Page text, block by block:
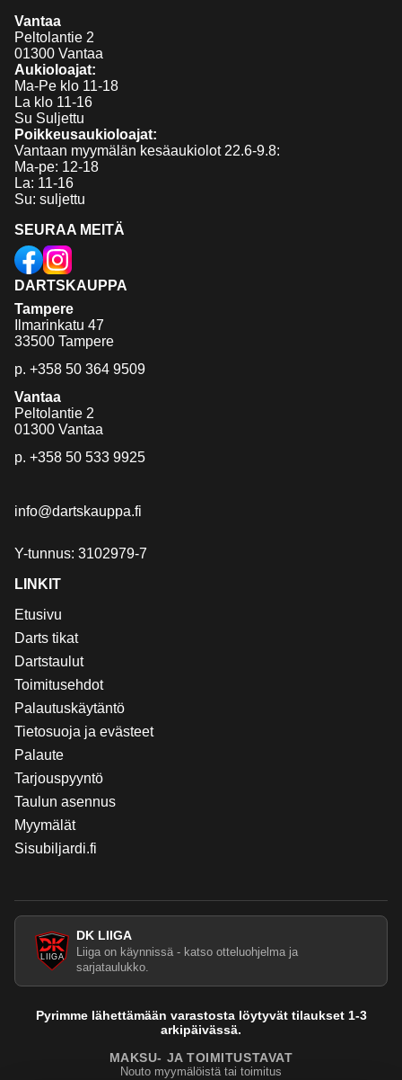
DARTSKAUPPA
Tampere
Ilmarinkatu 47
33500 Tampere
p. +358 50 364 9509
Vantaa
Peltolantie 2
01300 Vantaa
p. +358 50 533 9925
info@dartskauppa.fi
Y-tunnus: 3102979-7
SEURAA MEITÄ
LINKIT
Etusivu
Darts tikat
Dartstaulut
Toimitusehdot
Palautuskäytäntö
Tietosuoja ja evästeet
Palaute
Tarjouspyyntö
Taulun asennus
Myymälät
Sisubiljardi.fi
Vantaa
Peltolantie 2
01300 Vantaa
Aukioloajat:
Ma-Pe klo 11-18
La klo 11-16
Su Suljettu
Poikkeusaukioloajat:
Vantaan myymälän kesäaukiolot 22.6-9.8:
Ma-pe: 12-18
La: 11-16
Su: suljettu
DK LIIGA
Liiga on käynnissä - katso otteluohjelma ja
sarjataulukko.
Pyrimme lähettämään varastosta löytyvät tilaukset 1-3
arkipäivässä.
MAKSU- JA TOIMITUSTAVAT
Nouto myymälöistä tai toimitus